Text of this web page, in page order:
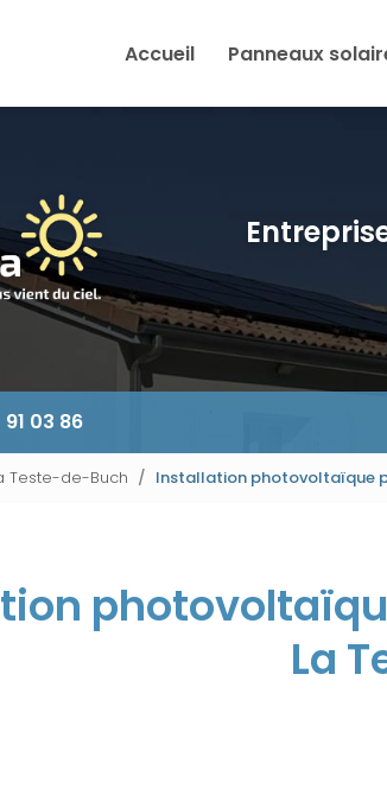
Accueil
Panneaux
03 86
Teste-de-Buch Installation photovoltaïque
La